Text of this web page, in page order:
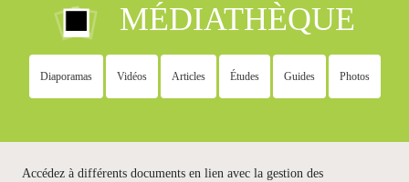
MÉDIATHÈQUE
Diaporamas Vidéos Articles Études Guides Photos
Accédez à différents documents en lien avec la gestion des